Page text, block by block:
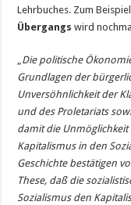
Lehrbuches. Zum
Übergangswird
„Die politische
Grundlagen der
Unversöhnlichkeit der
und des Proletariats
damit die
Kapitalismus in den
Geschichte bestätigen
These, daß die
Sozialismus den